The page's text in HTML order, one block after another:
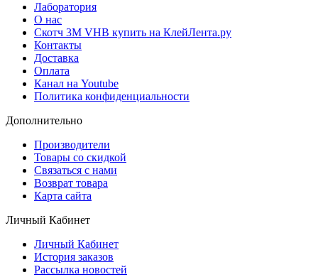
Лаборатория
О нас
Скотч 3M VHB купить на КлейЛента.ру
Контакты
Доставка
Оплата
Канал на Youtube
Политика конфиденциальности
Дополнительно
Производители
Товары со скидкой
Связаться с нами
Возврат товара
Карта сайта
Личный Кабинет
Личный Кабинет
История заказов
Рассылка новостей